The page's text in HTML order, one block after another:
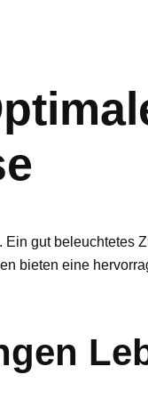
gut beleuchtetes
bieten eine